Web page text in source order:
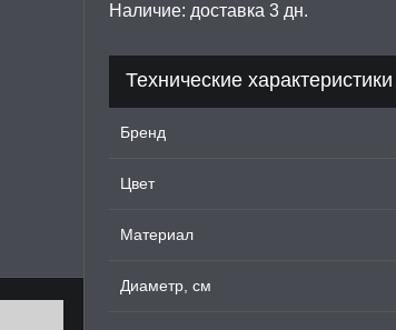
Наличие: доставка 3 дн.
Технические характеристики
Бренд
Цвет
Материал
Диаметр, см